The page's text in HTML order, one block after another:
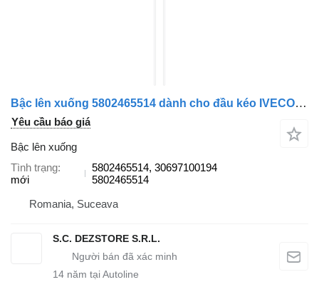
Bậc lên xuống 5802465514 dành cho đầu kéo IVECO S-WAY
Yêu cầu báo giá
Bậc lên xuống
Tình trạng
mới
5802465514, 30697100194
5802465514
Romania, Suceava
S.C. DEZSTORE S.R.L.
14 năm tại Autoline